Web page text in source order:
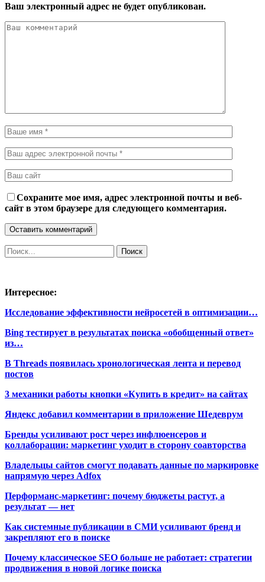
Ваш электронный адрес не будет опубликован.
Сохраните мое имя, адрес электронной почты и веб-
сайт в этом браузере для следующего комментария.
Интересное:
Исследование эффективности нейросетей в оптимизации…
Bing тестирует в результатах поиска «обобщенный ответ»
из…
В Threads появилась хронологическая лента и перевод
постов
3 механики работы кнопки «Купить в кредит» на сайтах
Яндекс добавил комментарии в приложение Шедеврум
Бренды усиливают рост через инфлюенсеров и
коллаборации: маркетинг уходит в сторону соавторства
Владельцы сайтов смогут подавать данные по маркировке
напрямую через Adfox
Перформанс-маркетинг: почему бюджеты растут, а
результат — нет
Как системные публикации в СМИ усиливают бренд и
закрепляют его в поиске
Почему классическое SEO больше не работает: стратегии
продвижения в новой логике поиска